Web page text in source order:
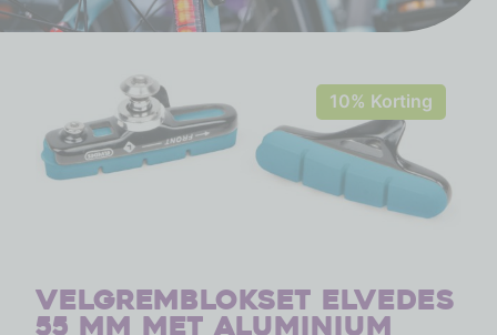
10% Korting
Velgremblokset Elvedes
55 mm met Aluminium